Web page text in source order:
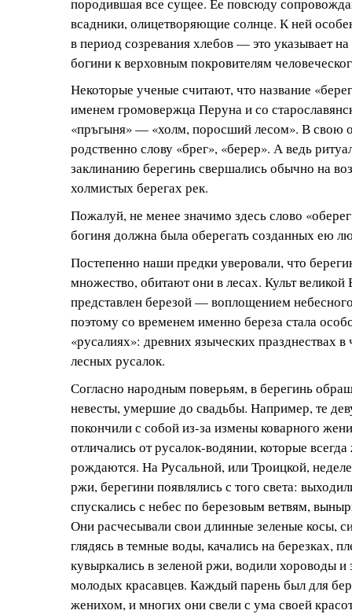
всадники, олицетворяющие солнце. К ней
в период созревания хлебов — это указывает
богини к верховным покровителям
Некоторые ученые считают, что название
именем громовержца Перуна и со
«пръгыня» — «холм, поросший лесом». В свою
родственно слову «брег», «берер». А ведь
заклинанию берегинь свершались обычно на
холмистых берегах рек.
Пожалуй, не менее значимо здесь слово
богиня должна была оберегать созданных ею
Постепенно наши предки уверовали, что
множество, обитают они в лесах. Культ великой
представлен березой — воплощением
поэтому со временем именно береза стала
«русалиях»: древних языческих празднествах
лесных русалок.
Согласно народным поверьям, в берегинь
невесты, умершие до свадьбы. Например, те
покончили с собой из-за измены коварного
отличались от русалок-водянии, которые
рождаются. На Русальной, или Троицкой,
ржи, берегини появлялись с того света:
спускались с небес по березовым ветвям,
Они расчесывали свои длинные зеленые косы,
глядясь в темные воды, качались на березках,
кувыркались в зеленой ржи, водили хороводы и
молодых красавцев. Каждый парень был для
женихом, и многих они свели с ума своей